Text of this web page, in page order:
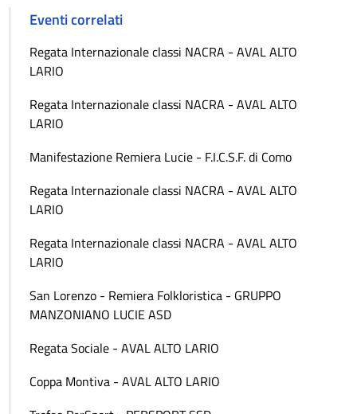
Eventi correlati
Regata Internazionale classi NACRA - AVAL ALTO
LARIO
Regata Internazionale classi NACRA - AVAL ALTO
LARIO
Manifestazione Remiera Lucie - F.I.C.S.F. di Como
Regata Internazionale classi NACRA - AVAL ALTO
LARIO
Regata Internazionale classi NACRA - AVAL ALTO
LARIO
San Lorenzo - Remiera Folkloristica - GRUPPO
MANZONIANO LUCIE ASD
Regata Sociale - AVAL ALTO LARIO
Coppa Montiva - AVAL ALTO LARIO